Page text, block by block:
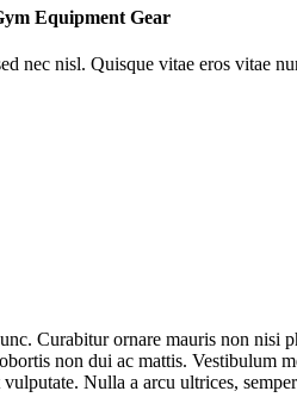
Equipment Gear
nec nisl. Quisque vitae eros vitae
Curabitur ornare mauris non
non dui ac mattis. Vestibulum
Nulla a arcu ultrices,